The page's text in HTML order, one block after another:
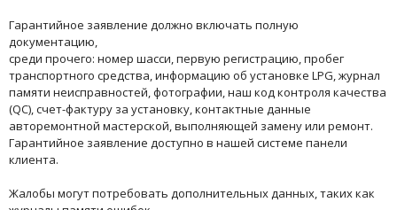
Гарантийное заявление должно включать полную
документацию,
среди прочего: номер шасси, первую регистрацию, пробег
транспортного средства, информацию об установке LPG, журнал
памяти неисправностей, фотографии, наш код контроля качества
(QC), счет-фактуру за установку, контактные данные
авторемонтной мастерской, выполняющей замену или ремонт.
Гарантийное заявление доступно в нашей системе панели
клиента.
Жалобы могут потребовать дополнительных данных, таких как